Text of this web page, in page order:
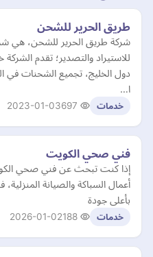
طريق الحرير للشحن
شركة طريق الحرير للشحن، هي
للاستيراد والتصدير؛ تقدم
دول الخليج، تجميع الشحنات
ا…
خدمات 2023-01-03
فني صحي الكويت
إذا كنت تبحث عن فني صحي
أعمال السباكة والصيانة
بأعلى جودة
خدمات 2026-01-02